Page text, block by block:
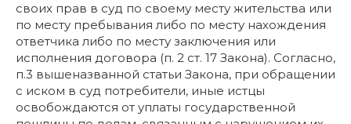
своих прав в суд по своему месту жительства или
по месту пребывания либо по месту нахождения
ответчика либо по месту заключения или
исполнения договора (п. 2 ст. 17 Закона). Согласно,
п.3 вышеназванной статьи Закона, при обращении
с иском в суд потребители, иные истцы
освобождаются от уплаты государственной